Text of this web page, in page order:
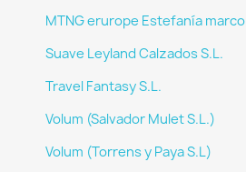
MTNG erurope Estefanía marco
Suave Leyland Calzados S.L.
Travel Fantasy S.L.
Volum (Salvador Mulet S.L.)
Volum (Torrens y Paya S.L)